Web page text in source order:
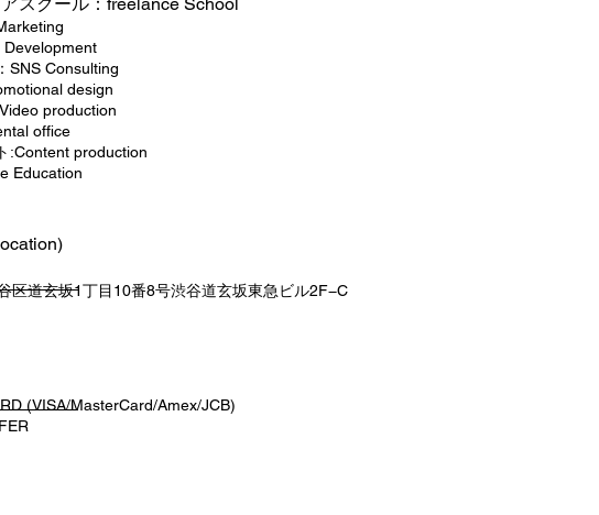
Development
SNS Consulting
design
production
office
:Content production
Education
区道玄坂1丁目10番8号渋谷道玄坂東急ビル2F−C​
(VISA/MasterCard/Amex/JCB)